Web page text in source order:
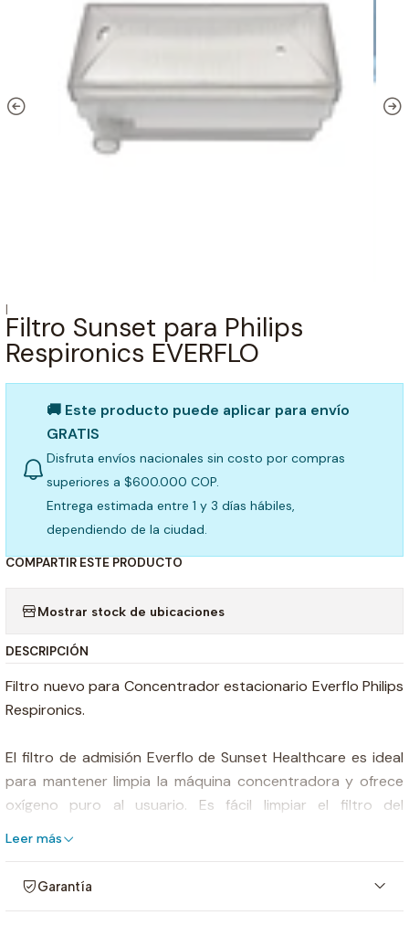
|
Filtro Sunset para Philips
Respironics EVERFLO
🚚 Este producto puede aplicar para envío
GRATIS
Disfruta envíos nacionales sin costo por compras
superiores a $600.000 COP.
Entrega estimada entre 1 y 3 días hábiles,
dependiendo de la ciudad.
COMPARTIR ESTE PRODUCTO
Mostrar stock de ubicaciones
DESCRIPCIÓN
Filtro nuevo para Concentrador estacionario Everflo Philips
Respironics.
El filtro de admisión Everflo de Sunset Healthcare es ideal
para mantener limpia la máquina concentradora y ofrece
oxígeno puro al usuario. Es fácil limpiar el filtro del
Sunset Everflo están aprobados por la FSA.
Leer más
Garantía